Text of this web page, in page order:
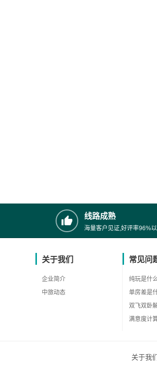
线路成熟
海量客户见证,好评率96%
关于我们
企业简介
中旅动态
常见问
纯玩是什
单房差是
双飞双卧
满意度计
关于我